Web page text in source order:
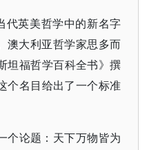
代英美哲学中的新名字
澳大利亚哲学家思多而
坦福哲学百科全书》撰
个名目给出了一个标准
个论题：天下万物皆为